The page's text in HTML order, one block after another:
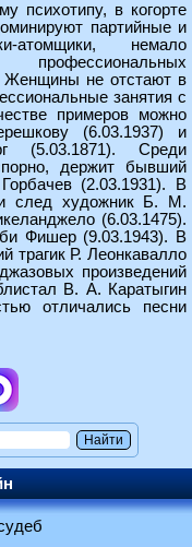
психотипу, в когорте
партийные и
атомщики, немало
профессиональных
Женщины не отстают в
занятия с
примеров можно
(6.03.1937) и
(5.03.1871). Среди
держит бывший
(2.03.1931). В
след художник Б. М.
(6.03.1475).
Фишер (9.03.1943). В
трагик Р. Леонкавалло
произведений
В. А. Каратыгин
отличались песни